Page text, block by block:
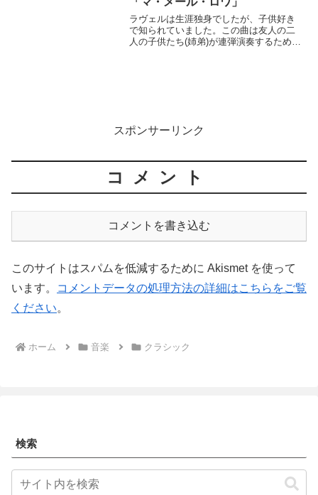
ラヴェルは生涯独身でしたが、子供好き
で知られていました。この曲は友人の二
人の子供たち(姉弟)が連弾演奏するために
スポンサーリンク
コメント
コメントを書き込む
このサイトはスパムを低減するために Akismet を使って
います。
コメントデータの処理方法の詳細はこちらをご覧
ください。
ホーム 音楽 クラシック
検索